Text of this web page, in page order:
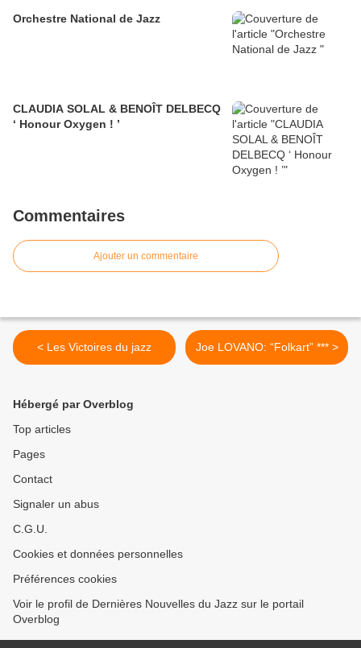
Orchestre National de Jazz
CLAUDIA SOLAL & BENOÎT DELBECQ
‘ Honour Oxygen ! ’
Commentaires
Ajouter un commentaire
< Les Victoires du jazz Joe LOVANO: “Folkart” *** >
Hébergé par Overblog
Top articles
Pages
Contact
Signaler un abus
C.G.U.
Cookies et données personnelles
Préférences cookies
Voir le profil de Dernières Nouvelles du Jazz sur le portail
Overblog